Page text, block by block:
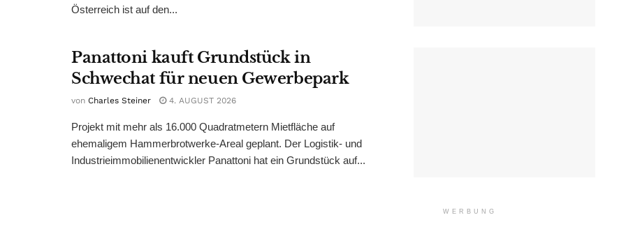
Österreich ist auf den...
Panattoni kauft Grundstück in
Schwechat für neuen Gewerbepark
von Charles Steiner 4. AUGUST 2026
Projekt mit mehr als 16.000 Quadratmetern Mietfläche auf
ehemaligem Hammerbrotwerke-Areal geplant. Der Logistik- und
Industrieimmobilienentwickler Panattoni hat ein Grundstück auf...
WERBUNG